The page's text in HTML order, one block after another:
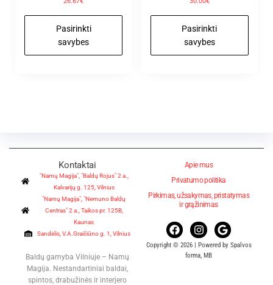
Pasirinkti
savybes
Pasirinkti
savybes
Kontaktai
"Namų Magija", "Baldų Rojus" 2 a.,
Kalvarijų g. 125, Vilnius
"Namų Magija", "Nemuno Baldų
Centras" 2 a., Taikos pr. 125B,
Kaunas
Sandėlis, V.A.Graičiūno g. 1, Vilnius
Baldų gamyba Vilniuje – Namų
Magija. Nestandartiniai baldai,
spintos, drabužinės ir interjero
Apie mus
Privatumo politika
Pirkimas, užsakymas, pristatymas
ir grąžinimas
Copyright © 2026 | Powered by Spalvos
forma, MB